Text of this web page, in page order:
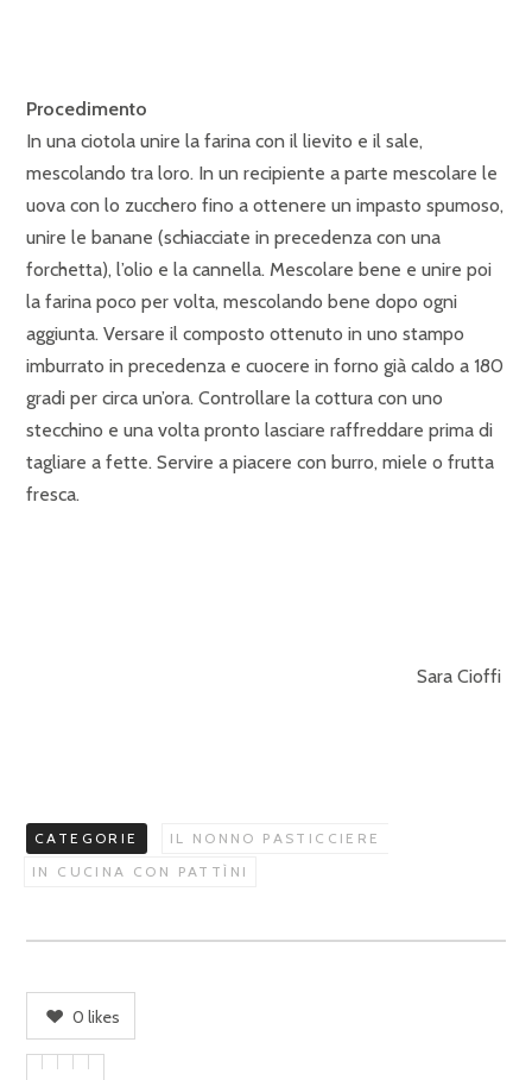
Procedimento
In una ciotola unire la farina con il lievito e il sale,
mescolando tra loro. In un recipiente a parte mescolare le
uova con lo zucchero fino a ottenere un impasto spumoso,
unire le banane (schiacciate in precedenza con una
forchetta), l’olio e la cannella. Mescolare bene e unire poi
la farina poco per volta, mescolando bene dopo ogni
aggiunta. Versare il composto ottenuto in uno stampo
imburrato in precedenza e cuocere in forno già caldo a 180
gradi per circa un’ora. Controllare la cottura con uno
stecchino e una volta pronto lasciare raffreddare prima di
tagliare a fette. Servire a piacere con burro, miele o frutta
fresca.
Sara Cioffi
CATEGORIE
IL NONNO PASTICCIERE
IN CUCINA CON PATTÌNI
0 likes